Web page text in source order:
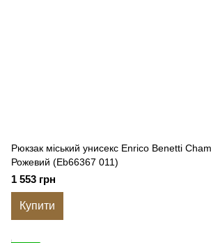
Рюкзак міський унисекс Enrico Benetti
Рожевий (Eb66367 011)
1 553 грн
Купити